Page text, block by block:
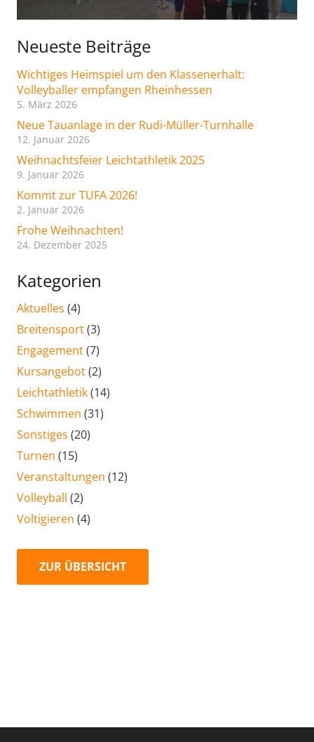
Neueste Beiträge
Wichtiges Heimspiel um den Klassenerhalt:
Volleyballer empfangen Rheinhessen
5. März 2026
Neue Tauanlage in der Rudi-Müller-Turnhalle
12. Januar 2026
Weihnachtsfeier Leichtathletik 2025
9. Januar 2026
Kommt zur TUFA 2026!
2. Januar 2026
Frohe Weihnachten!
24. Dezember 2025
Kategorien
Aktuelles (4)
Breitensport(3)
Engagement(7)
Kursangebot(2)
Leichtathletik(14)
Schwimmen (31)
Sonstiges (20)
Turnen (15)
Veranstaltungen (12)
Volleyball (2)
Voltigieren (4)
ZUR ÜBERSICHT